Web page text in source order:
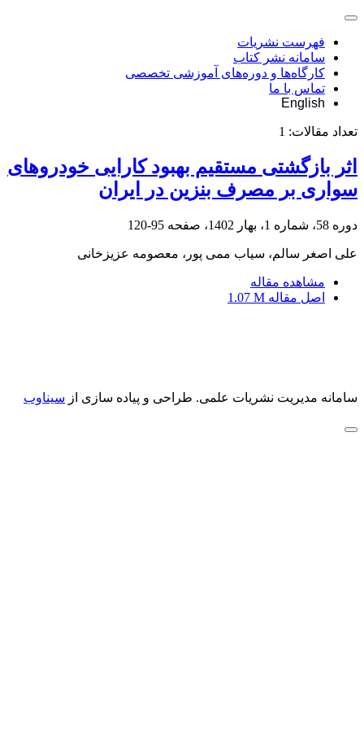
فهرست نشریات
سامانه نشر کتاب
کارگاه‌ها و دوره‌های آموزشی تخصصی
تماس با ما
English
تعداد مقالات: 1
اثر بازگشتی مستقیم بهبود کارایی خودروهای
سواری بر مصرف بنزین در ایران
دوره 58، شماره 1، بهار 1402، صفحه 95-120
علی اصغر سالم، سیاب ممی پور، معصومه عزیزخانی
مشاهده مقاله
اصل مقاله 1.07 M
سامانه مدیریت نشریات علمی. طراحی و پیاده سازی از سیناوب